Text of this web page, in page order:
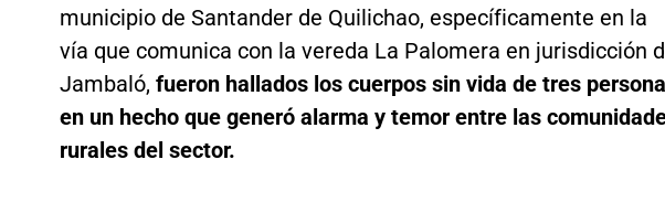
municipio de Santander de Quilichao, específicamente en la
vía que comunica con la vereda La Palomera en jurisdicción
Jambaló, fueron hallados los cuerpos sin vida de tres
en un hecho que generó alarma y temor entre las
rurales del sector.